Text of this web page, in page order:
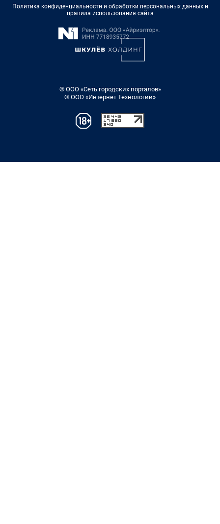
Политика конфиденциальности и обработки персональных данных и
правила использования сайта
© ООО «Сеть городских порталов»
© ООО «Интернет Технологии»